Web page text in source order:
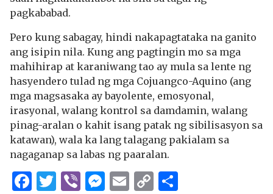
pagkababad.
Pero kung sabagay, hindi nakapagtataka na ganito
ang isipin nila. Kung ang pagtingin mo sa mga
mahihirap at karaniwang tao ay mula sa lente ng
hasyendero tulad ng mga Cojuangco-Aquino (ang
mga magsasaka ay bayolente, emosyonal,
irasyonal, walang kontrol sa damdamin, walang
pinag-aralan o kahit isang patak ng sibilisasyon sa
katawan), wala ka lang talagang pakialam sa
nagaganap sa labas ng paaralan.
Facebook
Twitter
ViberMessenger
Email
Copy